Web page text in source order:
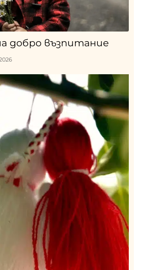
добро възпитание